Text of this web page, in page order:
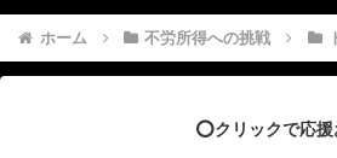
ホーム 不労所得への挑戦
⭕️クリックで応